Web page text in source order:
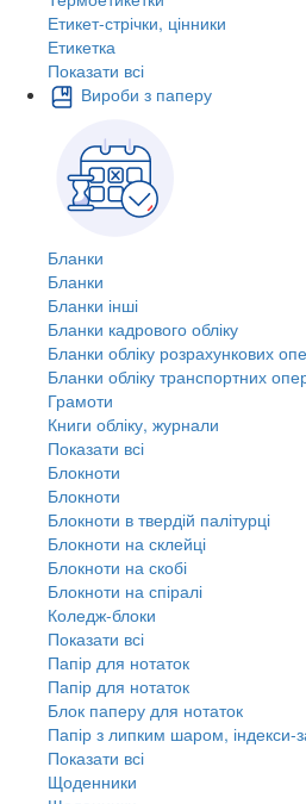
Етикет-стрічки, цінники
Етикетка
Показати всі
Вироби з паперу
Бланки
Бланки
Бланки інші
Бланки кадрового обліку
Бланки обліку розрахункових
Бланки обліку транспортних
Грамоти
Книги обліку, журнали
Показати всі
Блокноти
Блокноти
Блокноти в твердій палітурці
Блокноти на склейці
Блокноти на скобі
Блокноти на спіралі
Коледж-блоки
Показати всі
Папір для нотаток
Папір для нотаток
Блок паперу для нотаток
Папір з липким шаром, індекси-
Показати всі
Щоденники